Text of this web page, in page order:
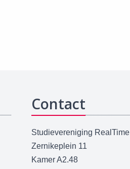
Contact
Studievereniging RealTime
Zernikeplein 11
Kamer A2.48